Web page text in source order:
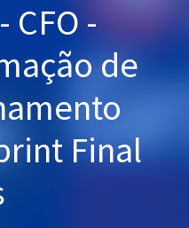
CFO -
de
Final